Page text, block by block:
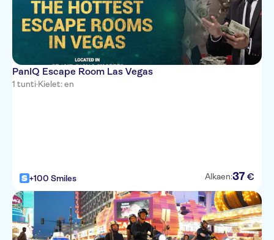
Holiday Inn Express - LV South
Hilton Grand Vacation Club at
the Flamingo
Howard Johnson Las Vegas
Cosmopolitan of Las Vegas
Travelodge South Strip
Waldorf Astoria (formerly
Mandarin Oriental)
PanIQ Escape Room Las Vegas
1 tunti·Kielet: en
+100 Smiles Alkaen:37 €